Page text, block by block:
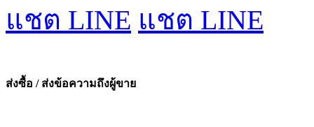
แชต LINE แชต LINE
ส่งซื้อ / ส่งข้อความถึงผู้ขาย